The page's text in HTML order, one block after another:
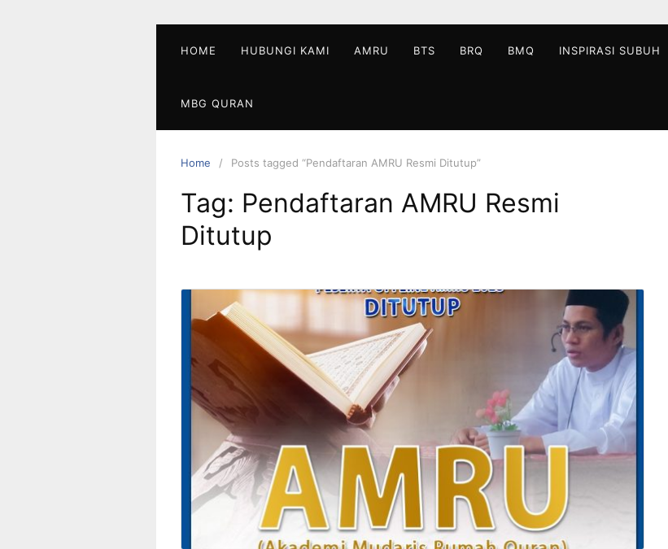
HOME HUBUNGI KAMI AMRU BTS BRQ BMQ INSPIRASI SUBUH
MBG QURAN
Home Posts tagged “Pendaftaran AMRU Resmi Ditutup”
Tag: Pendaftaran AMRU Resmi
Ditutup